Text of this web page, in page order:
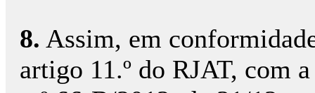
8. Assim, em
artigo 11.º do RJAT, com